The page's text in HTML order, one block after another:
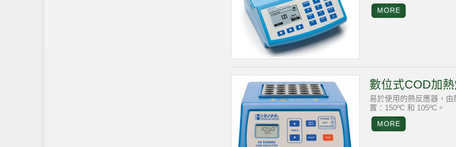
數位式COD加
易於使用的熱反應器，
置：150ºC 和 105ºC。